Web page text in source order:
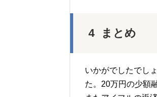
まとめ
いかがでしたでし
た。20万円の少額